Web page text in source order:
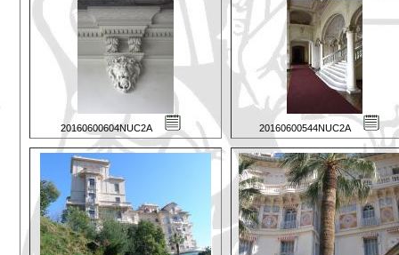
20160600604NUC2A 20160600544NUC2A